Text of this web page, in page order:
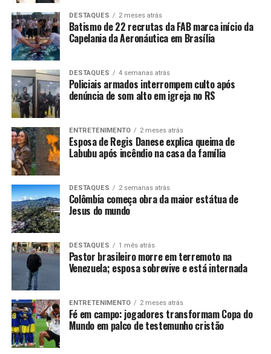
DESTAQUES 2 meses atrás
Batismo de 22 recrutas da FAB marca início da
Capelania da Aeronáutica em Brasília
DESTAQUES 4 semanas atrás
Policiais armados interrompem culto após
denúncia de som alto em igreja no RS
ENTRETENIMENTO 2 meses atrás
Esposa de Regis Danese explica queima de
Labubu após incêndio na casa da família
DESTAQUES 2 semanas atrás
Colômbia começa obra da maior estátua de
Jesus do mundo
DESTAQUES 1 mês atrás
Pastor brasileiro morre em terremoto na
Venezuela; esposa sobrevive e está internada
ENTRETENIMENTO 2 meses atrás
Fé em campo: jogadores transformam Copa do
Mundo em palco de testemunho cristão